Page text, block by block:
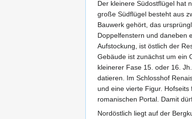
Der kleinere Südostflügel hat
große Südflügel besteht aus
Bauwerk gehört, das
Doppelfenstern und daneben
Aufstockung, ist östlich der
Gebäude ist zunächst um ein
kleinerer Fase 15. oder 16.
datieren. Im Schlosshof
und eine vierte Figur.
romanischen Portal. Damit
Nordöstlich liegt auf der